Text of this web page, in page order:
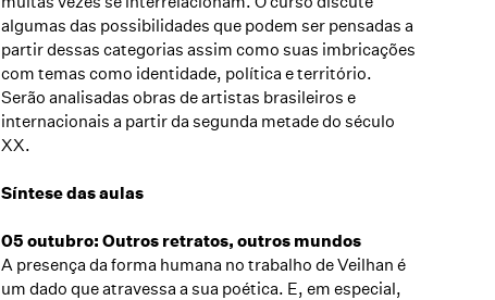
algumas das possibilidades que podem ser pensadas a
partir dessas categorias assim como suas imbricações
com temas como identidade, política e território.
Serão analisadas obras de artistas brasileiros e
internacionais a partir da segunda metade do século
XX.
Síntese das aulas
05 outubro: Outros retratos, outros mundos
A presença da forma humana no trabalho de Veilhan é
um dado que atravessa a sua poética. E, em especial,